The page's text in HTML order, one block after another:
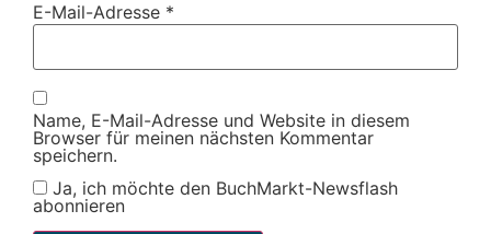
E-Mail-Adresse *
Name, E-Mail-Adresse und Website in diesem
Browser für meinen nächsten Kommentar
speichern.
Ja, ich möchte den BuchMarkt-Newsflash
abonnieren